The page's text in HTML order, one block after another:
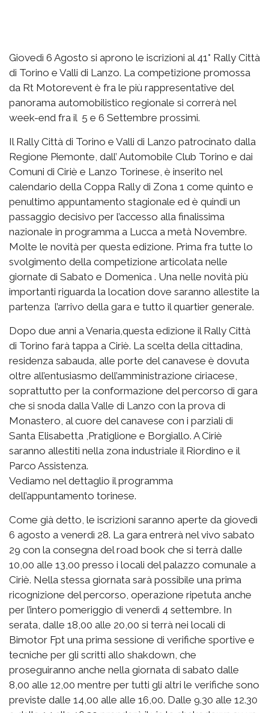
Giovedì 6 Agosto si aprono le iscrizioni al 41° Rally Città
di Torino e Valli di Lanzo. La competizione promossa
da Rt Motorevent è fra le più rappresentative del
panorama automobilistico regionale si correrà nel
week-end fra il 5 e 6 Settembre prossimi.
Il Rally Città di Torino e Valli di Lanzo patrocinato dalla
Regione Piemonte, dall’ Automobile Club Torino e dai
Comuni di Ciriè e Lanzo Torinese, è inserito nel
calendario della Coppa Rally di Zona 1 come quinto e
penultimo appuntamento stagionale ed è quindi un
passaggio decisivo per l’accesso alla finalissima
nazionale in programma a Lucca a metà Novembre.
Molte le novità per questa edizione. Prima fra tutte lo
svolgimento della competizione articolata nelle
giornate di Sabato e Domenica . Una nelle novità più
importanti riguarda la location dove saranno allestite la
partenza l’arrivo della gara e tutto il quartier generale.
Dopo due anni a Venaria,questa edizione il Rally Città
di Torino farà tappa a Ciriè. La scelta della cittadina,
residenza sabauda, alle porte del canavese è dovuta
oltre all’entusiasmo dell’amministrazione ciriacese,
soprattutto per la conformazione del percorso di gara
che si snoda dalla Valle di Lanzo con la prova di
Monastero, al cuore del canavese con i parziali di
Santa Elisabetta ,Pratiglione e Borgiallo. A Ciriè
saranno allestiti nella zona industriale il Riordino e il
Parco Assistenza.
Vediamo nel dettaglio il programma
dell’appuntamento torinese.
Come già detto, le iscrizioni saranno aperte da giovedì
6 agosto a venerdì 28. La gara entrerà nel vivo sabato
29 con la consegna del road book che si terrà dalle
10,00 alle 13,00 presso i locali del palazzo comunale a
Ciriè. Nella stessa giornata sarà possibile una prima
ricognizione del percorso, operazione ripetuta anche
per l’intero pomeriggio di venerdì 4 settembre. In
serata, dalle 18,00 alle 20,00 si terrà nei locali di
Bimotor Fpt una prima sessione di verifiche sportive e
tecniche per gli scritti allo shakdown, che
proseguiranno anche nella giornata di sabato dalle
8,00 alle 12,00 mentre per tutti gli altri le verifiche sono
previste dalle 14,00 alle alle 16,00. Dalle 9.30 alle 12.30